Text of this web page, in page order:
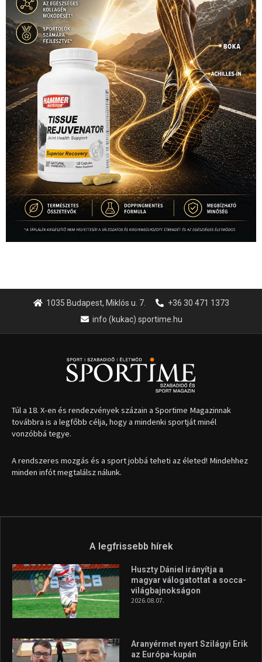
1035 Budapest, Miklós u. 7.
+36 30 471 1373
info (kukac) sportime.hu
Túl a 18. X-en és rendezvények százain a Sportime Magazinnak
továbbra is a legfőbb célja, hogy a mindenki sportját minél
vonzóbbá tegye.
A rendszeres mozgás és a sport jobbá teheti az életed! Mindehhez
minden infót megtalálsz nálunk.
A legfrissebb hírek
Huszty Dániel irányítja a
magyar válogatottat a socca-
világbajnokságon
2026.08.07.
Aranyérmet nyert Szilágyi Erik
az Európa-kupán